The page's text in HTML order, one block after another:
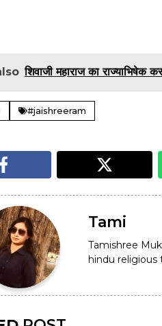
शिवाजी महाराज का राज्याभिषेक
#jaishreeram
Tami
Tamishree
hindu religious